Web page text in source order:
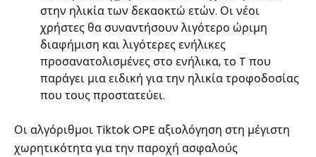
στην ηλικία των δεκαοκτώ ετών. Οι νέοι
χρήστες θα συναντήσουν λιγότερο ώριμη
διαφήμιση και λιγότερες ενήλικες
προσανατολισμένες στο ενήλικα, το T που
παράγει μια ειδική για την ηλικία τροφοδοσίας
που τους προστατεύει.
Οι αλγόριθμοι Tiktok OPE αξιολόγηση στη μέγιστη
χωρητικότητα για την παροχή ασφαλούς